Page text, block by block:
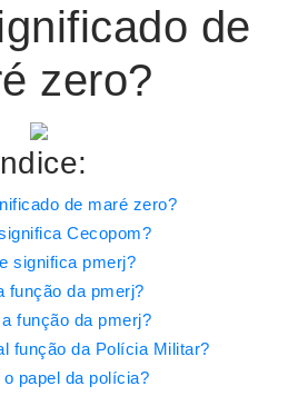
de
zero?
de maré zero?
Cecopom?
significa pmerj?
função da pmerj?
função da pmerj?
função da Polícia Militar?
papel da polícia?